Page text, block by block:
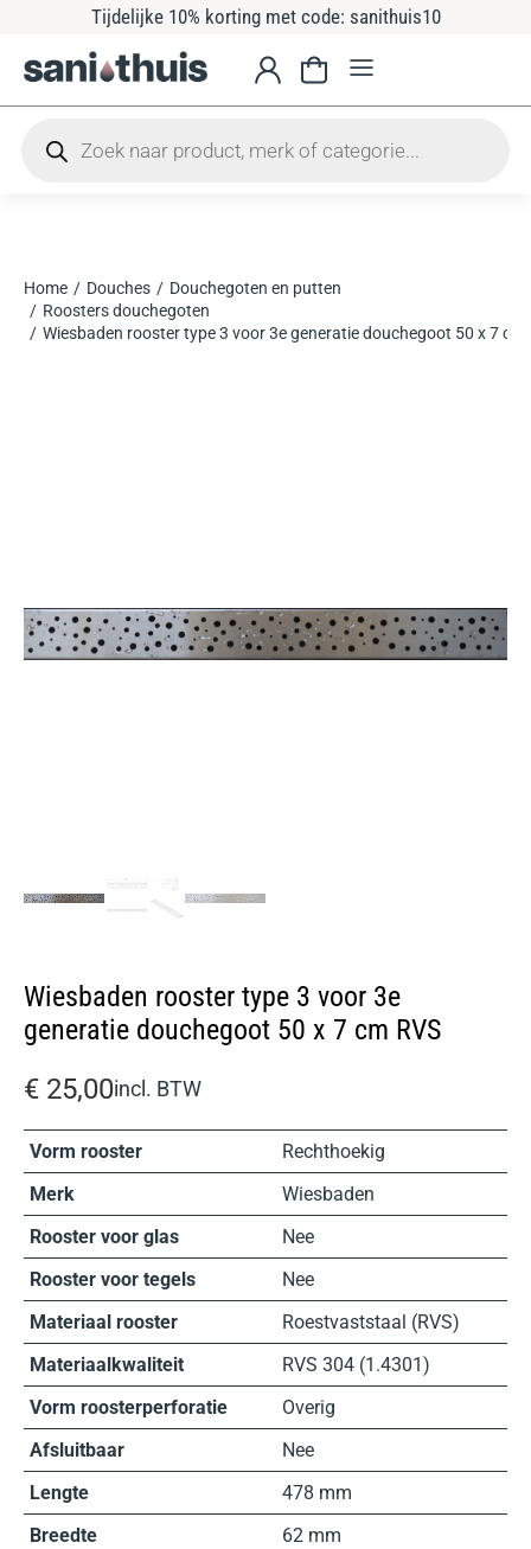
Tijdelijke 10% korting met code: sanithuis10
Je bent hier:
Home Douches
Douchegoten en putten
Roosters douchegoten
Wiesbaden rooster type 3 voor 3e generatie douchegoot 50 x 7 cm
Wiesbaden rooster type 3 voor 3e
generatie douchegoot 50 x 7 cm RVS
€ 25,00incl. BTW
Vorm rooster
Rechthoekig
Merk
Wiesbaden
Rooster voor glas
Nee
Rooster voor tegels
Nee
Materiaal rooster
Roestvaststaal (RVS)
Materiaalkwaliteit
RVS 304 (1.4301)
Vorm roosterperforatie
Overig
Afsluitbaar
Nee
Lengte
478 mm
Breedte
62 mm